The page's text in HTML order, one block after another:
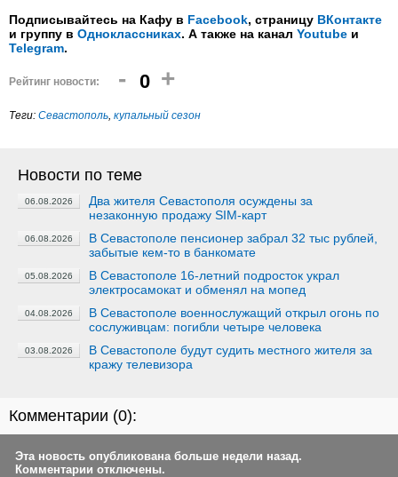
Подписывайтесь на Кафу в Facebook, страницу ВКонтакте
и группу в Одноклассниках. А также на канал Youtube и
Telegram.
Рейтинг новости: - 0 +
Теги: Севастополь, купальный сезон
Новости по теме
06.08.2026
Два жителя Севастополя осуждены за
незаконную продажу SIM-карт
06.08.2026
В Севастополе пенсионер забрал 32 тыс рублей,
забытые кем-то в банкомате
05.08.2026
В Севастополе 16-летний подросток украл
электросамокат и обменял на мопед
04.08.2026
В Севастополе военнослужащий открыл огонь по
сослуживцам: погибли четыре человека
03.08.2026
В Севастополе будут судить местного жителя за
кражу телевизора
Комментарии (0):
Эта новость опубликована больше недели назад.
Комментарии отключены.